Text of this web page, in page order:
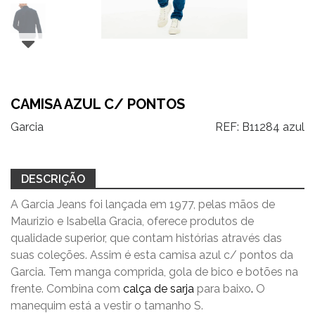
CAMISA AZUL C/ PONTOS
Garcia REF: B11284 azul
DESCRIÇÃO
A Garcia Jeans foi lançada em 1977, pelas mãos de
Maurizio e Isabella Gracia, oferece produtos de
qualidade superior, que contam histórias através das
suas coleções. Assim é esta camisa azul c/ pontos da
Garcia. Tem manga comprida, gola de bico e botões na
frente. Combina com calça de sarja para baixo. O
manequim está a vestir o tamanho S.